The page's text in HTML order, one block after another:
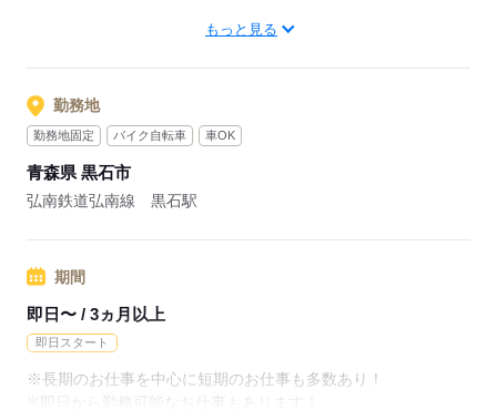
※最短5日後から受け取り可能
※給与は原則【月末締め／翌月25日払い】
※当社規定あり
◆深夜手当アリ
◆残業代支給
勤務時間が8hを超えている場合は時給25％UP
※試用期間ナシ
もっと見る
勤務地
勤務地固定 バイク自転車 車OK
青森県 黒石市
弘南鉄道弘南線 黒石駅
期間
即日〜 / 3ヵ月以上
即日スタート
※長期のお仕事を中心に短期のお仕事も多数あり！
※即日から勤務可能なお仕事もあります！